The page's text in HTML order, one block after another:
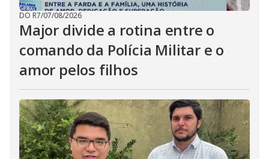
DO R7/07/08/2026
Major divide a rotina entre o
comando da Polícia Militar e o
amor pelos filhos